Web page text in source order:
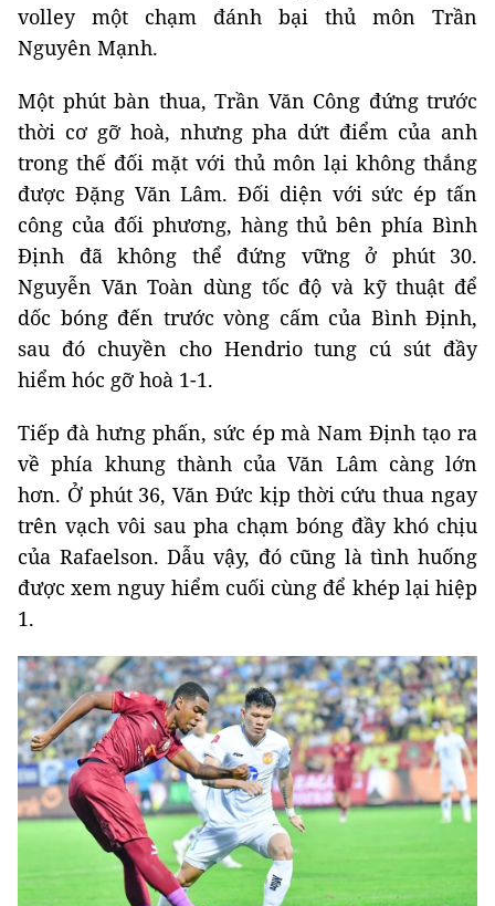
volley một chạm đánh bại thủ môn Trần
Nguyên Mạnh.
Một phút bàn thua, Trần Văn Công đứng trước
thời cơ gỡ hoà, nhưng pha dứt điểm của anh
trong thế đối mặt với thủ môn lại không thắng
được Đặng Văn Lâm. Đối diện với sức ép tấn
công của đối phương, hàng thủ bên phía Bình
Định đã không thể đứng vững ở phút 30.
Nguyễn Văn Toàn dùng tốc độ và kỹ thuật để
dốc bóng đến trước vòng cấm của Bình Định,
sau đó chuyền cho Hendrio tung cú sút đầy
hiểm hóc gỡ hoà 1-1.
Tiếp đà hưng phấn, sức ép mà Nam Định tạo ra
về phía khung thành của Văn Lâm càng lớn
hơn. Ở phút 36, Văn Đức kịp thời cứu thua ngay
trên vạch vôi sau pha chạm bóng đầy khó chịu
của Rafaelson. Dẫu vậy, đó cũng là tình huống
được xem nguy hiểm cuối cùng để khép lại hiệp
1.